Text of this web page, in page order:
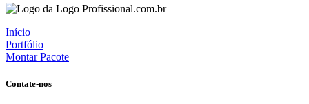
Início
Portfólio
Montar Pacote
Contate-nos